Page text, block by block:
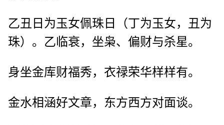
乙丑日为玉女佩珠日（丁为玉女，丑为
珠）。乙临衰，坐枭、偏财与杀星。
身坐金库财福秀，衣禄荣华样样有。
金水相涵好文章，东方西方对面谈。